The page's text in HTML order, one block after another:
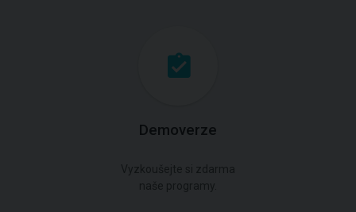
Demoverze